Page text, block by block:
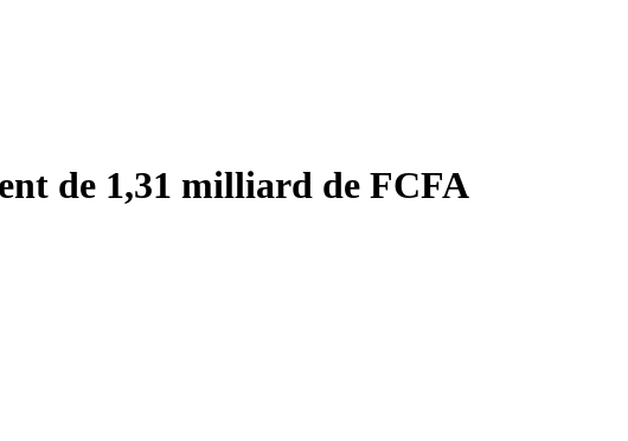
de 1,31 milliard de FCFA